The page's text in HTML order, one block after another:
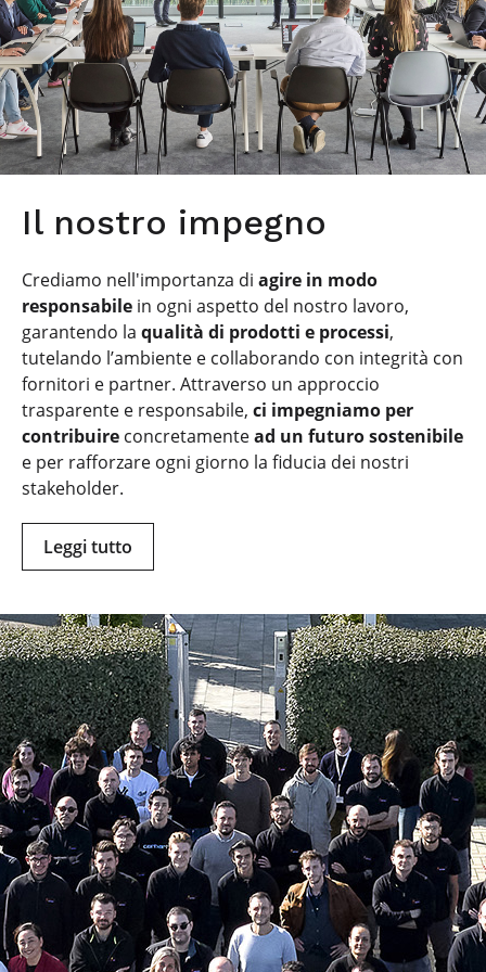
Il nostro impegno
Crediamo nell'importanza di agire in modo
responsabile in ogni aspetto del nostro lavoro,
garantendo la qualità di prodotti e processi,
tutelando l’ambiente e collaborando con integrità con
fornitori e partner. Attraverso un approccio
trasparente e responsabile, ci impegniamo per
contribuire concretamentead un futuro sostenibile
e per rafforzare ogni giorno la fiducia dei nostri
stakeholder.
Leggi tutto